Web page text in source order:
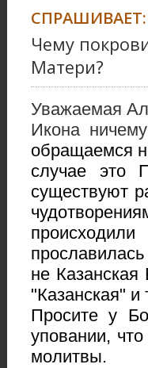
СПРАШИВАЕТ:
Чему
Матери?
Уважаемая
Икона
обращаемся
случае это
существуют
не
"Казанская" и
Просите у
уповании,
молитвы.